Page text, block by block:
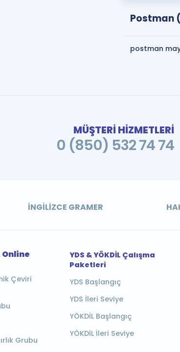
Postman
postman
MÜŞTERİ HİZMETLERİ
0 (850) 532 74 74
İNGILIZCE GRAMER
Online
Çeviri
Grubu
YDS & YÖKDİL Çalışma
Paketleri
YDS Başlangıç
YDS İleri Seviye
YÖKDİL Başlangıç
YÖKDİL İleri Seviye